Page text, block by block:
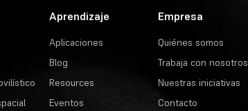
Aprendizaje
Aplicaciones
Blog
Resources
Eventos
Empresa
Quiénes somos
Trabaja con nosotros
Nuestras iniciativas
Contacto